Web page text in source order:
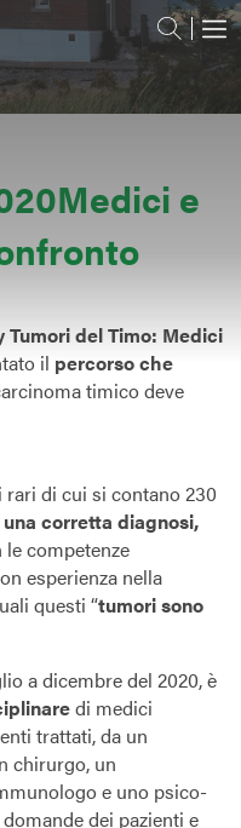
Medici e
Tumori del Timo: Medici
il percorso che
timico deve
di cui si contano 230
corretta diagnosi,
competenze
esperienza nella
questi “tumori sono
a dicembre del 2020, è
di medici
trattati, da un
chirurgo, un
e uno psico-
dei pazienti e